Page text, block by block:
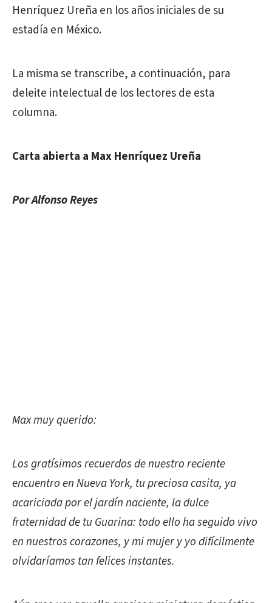
Henríquez Ureña en los años iniciales de su
estadía en México.
La misma se transcribe, a continuación, para
deleite intelectual de los lectores de esta
columna.
Carta abierta a Max Henríquez Ureña
Por Alfonso Reyes
Max muy querido:
Los gratísimos recuerdos de nuestro reciente
encuentro en Nueva York, tu preciosa casita, ya
acariciada por el jardín naciente, la dulce
fraternidad de tu Guarina: todo ello ha seguido vivo
en nuestros corazones, y mi mujer y yo difícilmente
olvidaríamos tan felices instantes.